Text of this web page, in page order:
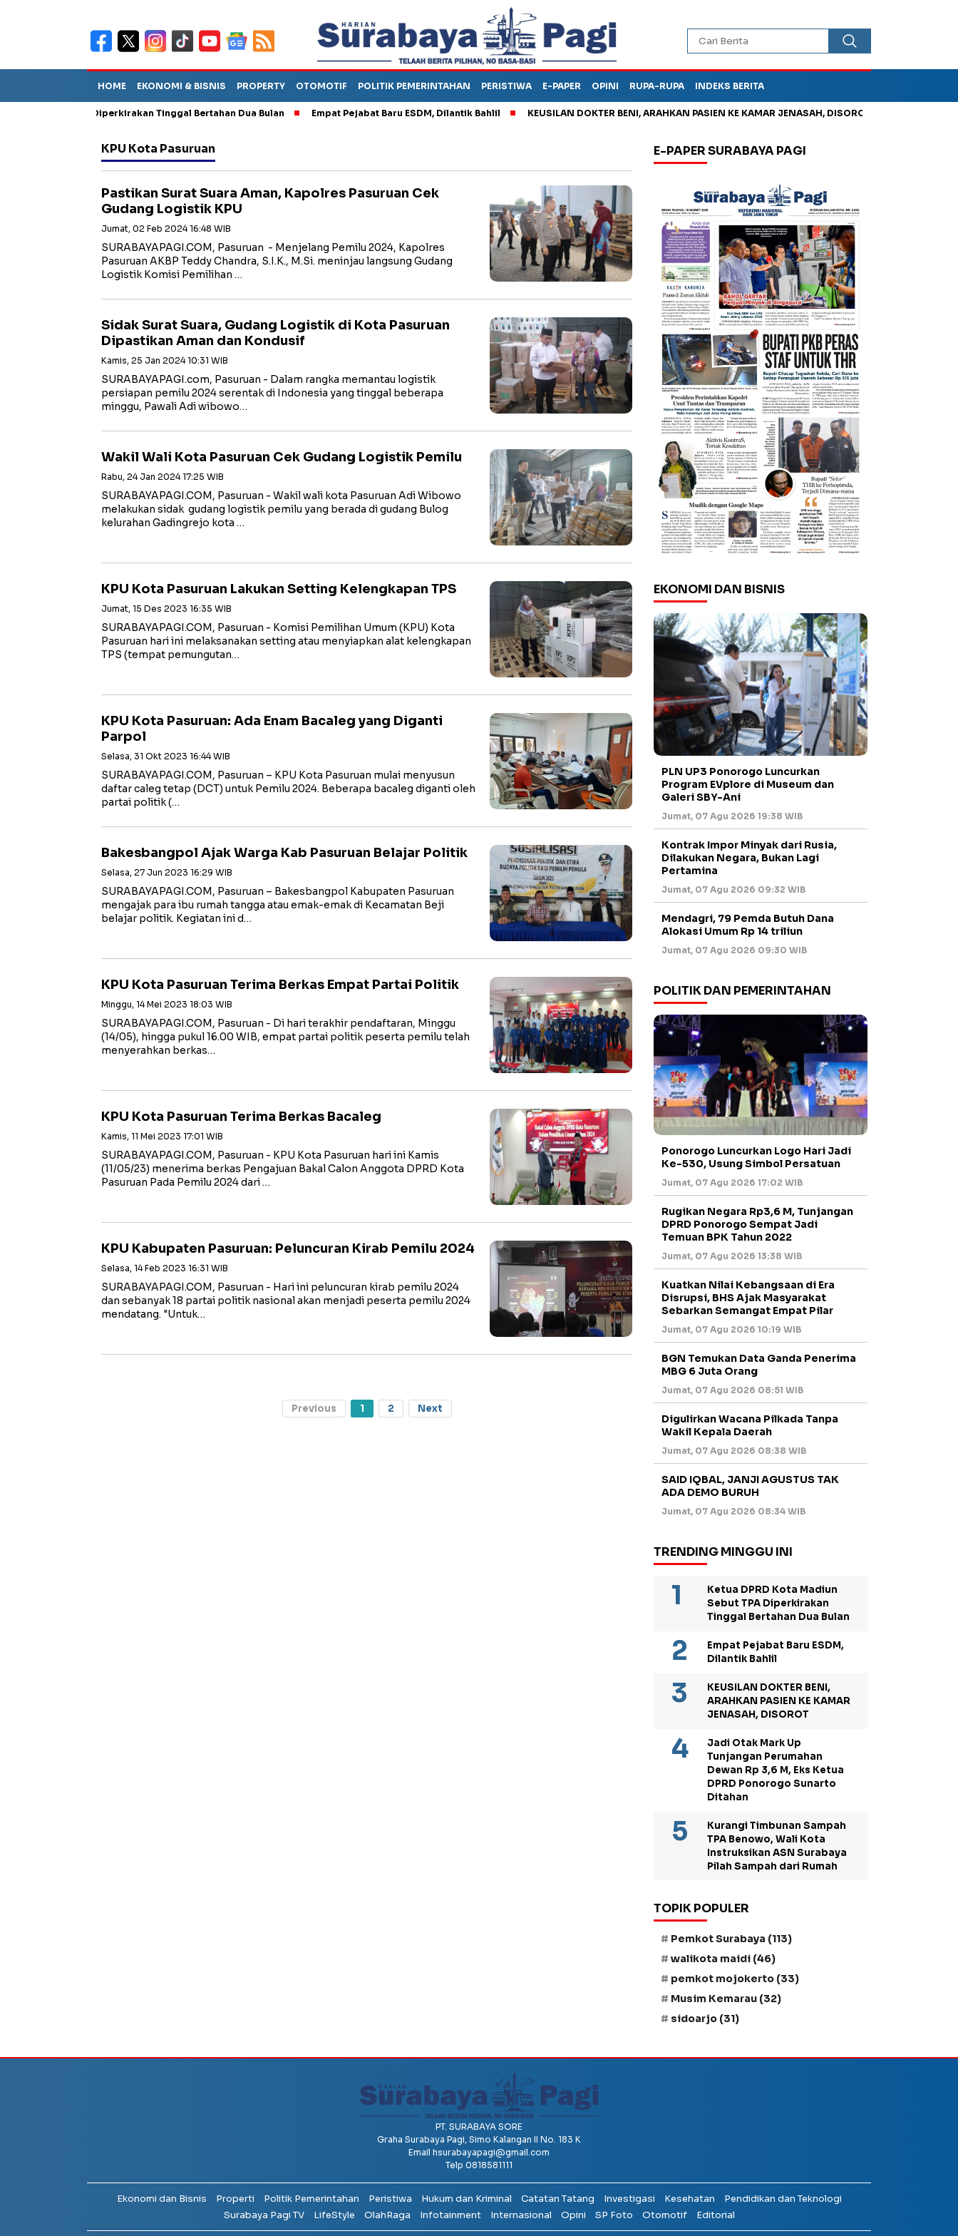
HOME EKONOMI & BISNIS PROPERTY OTOMOTIF POLITIK PEMERINTAHAN PERISTIWA E-PAPER OPINI RUPA-RUPA INDEKS BERITA
Sebut TPA Diperkirakan Tinggal Bertahan Dua Bulan Empat Pejabat Baru ESDM, Dilantik Bahlil KEUSILAN DOKTER BENI, ARAHKAN PASIEN KE KAMAR JENASAH, DISOROT
KPU Kota Pasuruan
Pastikan Surat Suara Aman, Kapolres Pasuruan Cek
Gudang Logistik KPU
Jumat, 02 Feb 2024 16:48 WIB
SURABAYAPAGI.COM, Pasuruan - Menjelang Pemilu 2024, Kapolres
Pasuruan AKBP Teddy Chandra, S.I.K., M.Si. meninjau langsung Gudang
Logistik Komisi Pemilihan …
Sidak Surat Suara, Gudang Logistik di Kota Pasuruan
Dipastikan Aman dan Kondusif
Kamis, 25 Jan 2024 10:31 WIB
SURABAYAPAGI.com, Pasuruan - Dalam rangka memantau logistik
persiapan pemilu 2024 serentak di Indonesia yang tinggal beberapa
minggu, Pawali Adi wibowo…
Wakil Wali Kota Pasuruan Cek Gudang Logistik Pemilu
Rabu, 24 Jan 2024 17:25 WIB
SURABAYAPAGI.COM, Pasuruan - Wakil wali kota Pasuruan Adi Wibowo
melakukan sidak gudang logistik pemilu yang berada di gudang Bulog
kelurahan Gadingrejo kota …
KPU Kota Pasuruan Lakukan Setting Kelengkapan TPS
Jumat, 15 Des 2023 16:35 WIB
SURABAYAPAGI.COM, Pasuruan - Komisi Pemilihan Umum (KPU) Kota
Pasuruan hari ini melaksanakan setting atau menyiapkan alat kelengkapan
TPS (tempat pemungutan…
KPU Kota Pasuruan: Ada Enam Bacaleg yang Diganti
Parpol
Selasa, 31 Okt 2023 16:44 WIB
SURABAYAPAGI.COM, Pasuruan – KPU Kota Pasuruan mulai menyusun
daftar caleg tetap (DCT) untuk Pemilu 2024. Beberapa bacaleg diganti oleh
partai politik (…
Bakesbangpol Ajak Warga Kab Pasuruan Belajar Politik
Selasa, 27 Jun 2023 16:29 WIB
SURABAYAPAGI.COM, Pasuruan – Bakesbangpol Kabupaten Pasuruan
mengajak para ibu rumah tangga atau emak-emak di Kecamatan Beji
belajar politik. Kegiatan ini d…
KPU Kota Pasuruan Terima Berkas Empat Partai Politik
Minggu, 14 Mei 2023 18:03 WIB
SURABAYAPAGI.COM, Pasuruan - Di hari terakhir pendaftaran, Minggu
(14/05), hingga pukul 16.00 WIB, empat partai politik peserta pemilu telah
menyerahkan berkas…
KPU Kota Pasuruan Terima Berkas Bacaleg
Kamis, 11 Mei 2023 17:01 WIB
SURABAYAPAGI.COM, Pasuruan - KPU Kota Pasuruan hari ini Kamis
(11/05/23) menerima berkas Pengajuan Bakal Calon Anggota DPRD Kota
Pasuruan Pada Pemilu 2024 dari …
KPU Kabupaten Pasuruan: Peluncuran Kirab Pemilu 2024
Selasa, 14 Feb 2023 16:31 WIB
SURABAYAPAGI.COM, Pasuruan - Hari ini peluncuran kirab pemilu 2024
dan sebanyak 18 partai politik nasional akan menjadi peserta pemilu 2024
mendatang. "Untuk…
Previous 1 2 Next
E-PAPER SURABAYA PAGI
EKONOMI DAN BISNIS
PLN UP3 Ponorogo Luncurkan
Program EVplore di Museum dan
Galeri SBY-Ani
Jumat, 07 Agu 2026 19:38 WIB
Kontrak Impor Minyak dari Rusia,
Dilakukan Negara, Bukan Lagi
Pertamina
Jumat, 07 Agu 2026 09:32 WIB
Mendagri, 79 Pemda Butuh Dana
Alokasi Umum Rp 14 triliun
Jumat, 07 Agu 2026 09:30 WIB
POLITIK DAN PEMERINTAHAN
Ponorogo Luncurkan Logo Hari Jadi
Ke-530, Usung Simbol Persatuan
Jumat, 07 Agu 2026 17:02 WIB
Rugikan Negara Rp3,6 M, Tunjangan
DPRD Ponorogo Sempat Jadi
Temuan BPK Tahun 2022
Jumat, 07 Agu 2026 13:38 WIB
Kuatkan Nilai Kebangsaan di Era
Disrupsi, BHS Ajak Masyarakat
Sebarkan Semangat Empat Pilar
Jumat, 07 Agu 2026 10:19 WIB
BGN Temukan Data Ganda Penerima
MBG 6 Juta Orang
Jumat, 07 Agu 2026 08:51 WIB
Digulirkan Wacana Pilkada Tanpa
Wakil Kepala Daerah
Jumat, 07 Agu 2026 08:38 WIB
SAID IQBAL, JANJI AGUSTUS TAK
ADA DEMO BURUH
Jumat, 07 Agu 2026 08:34 WIB
TRENDING MINGGU INI
Ketua DPRD Kota Madiun
Sebut TPA Diperkirakan
Tinggal Bertahan Dua Bulan
Empat Pejabat Baru ESDM,
Dilantik Bahlil
KEUSILAN DOKTER BENI,
ARAHKAN PASIEN KE KAMAR
JENASAH, DISOROT
Jadi Otak Mark Up
Tunjangan Perumahan
Dewan Rp 3,6 M, Eks Ketua
DPRD Ponorogo Sunarto
Ditahan
Kurangi Timbunan Sampah
TPA Benowo, Wali Kota
Instruksikan ASN Surabaya
Pilah Sampah dari Rumah
TOPIK POPULER
Pemkot Surabaya (113)
walikota maidi (46)
pemkot mojokerto (33)
Musim Kemarau (32)
sidoarjo (31)
PT. SURABAYA SORE
Graha Surabaya Pagi, Simo Kalangan II No. 183 K
Email hsurabayapagi@gmail.com
Telp 0818581111
Ekonomi dan Bisnis Properti Politik Pemerintahan Peristiwa Hukum dan Kriminal Catatan Tatang Investigasi Kesehatan
Pendidikan dan Teknologi
Surabaya Pagi TV
LifeStyle OlahRaga Infotainment Internasional Opini SP Foto Otomotif Editorial